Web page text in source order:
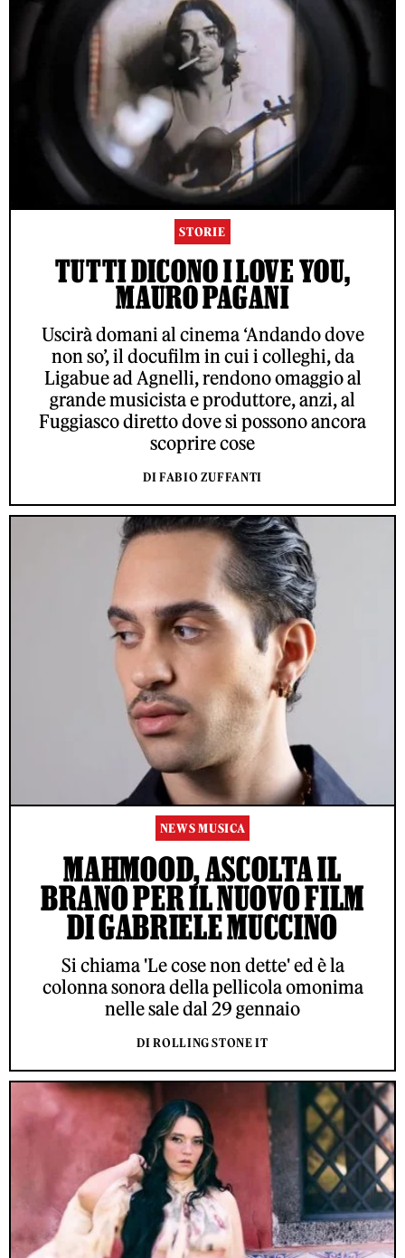
STORIE
TUTTI DICONO I LOVE YOU,
MAURO PAGANI
Uscirà domani al cinema ‘Andando dove
non so’, il docufilm in cui i colleghi, da
Ligabue ad Agnelli, rendono omaggio al
grande musicista e produttore, anzi, al
Fuggiasco diretto dove si possono ancora
scoprire cose
DI FABIO ZUFFANTI
NEWS MUSICA
MAHMOOD, ASCOLTA IL
BRANO PER IL NUOVO FILM
DI GABRIELE MUCCINO
Si chiama 'Le cose non dette' ed è la
colonna sonora della pellicola omonima
nelle sale dal 29 gennaio
DI ROLLING STONE IT